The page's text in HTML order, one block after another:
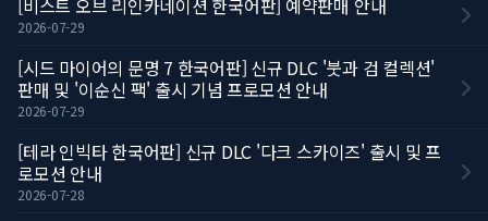
[비스트 오브 리인카네이션 한국어판] 예약판매 안내
2026-07-29
[시드 마이어의 문명 7 한국어판] 신규 DLC '붓과 검 컬렉션'
판매 및 '이순신 팩' 출시 기념 프로모션 안내
2026-07-29
[테라 인빅타 한국어판] 신규 DLC '다크 스카이즈' 출시 및 프
로모션 안내
2026-07-28